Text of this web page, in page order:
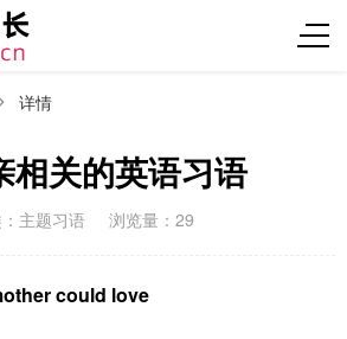
详情
相关的英语习语
主题习语 浏览量：29
could love